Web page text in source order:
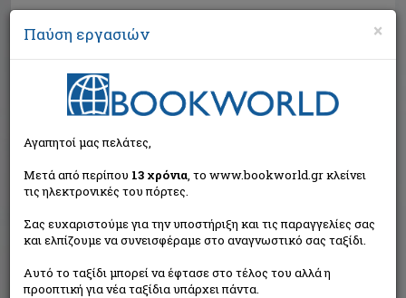
Αναζήτηση
Εκτός κυκλοφορίας
×
Παύση εργασιών
Αγαπητοί μας πελάτες,
Μετά από περίπου 13 χρόνια, το www.bookworld.gr κλείνει
τις ηλεκτρονικές του πόρτες.
Σας ευχαριστούμε για την υποστήριξη και τις παραγγελίες σας
και ελπίζουμε να συνεισφέραμε στο αναγνωστικό σας ταξίδι.
Αυτό το ταξίδι μπορεί να έφτασε στο τέλος του αλλά η
προοπτική για νέα ταξίδια υπάρχει πάντα.